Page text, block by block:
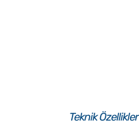
Teknik Özellikler